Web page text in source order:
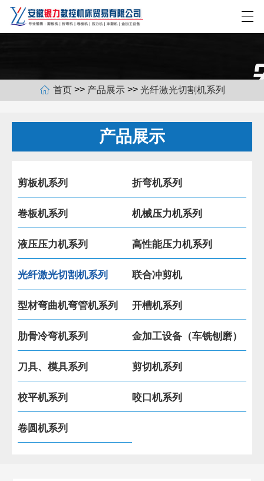
网站首页
关于我们
产品展示
新闻中心
联系我们
首页 >> 产品展示 >> 光纤激光切割机系列
产品展示
剪板机系列 折弯机系列
卷板机系列 机械压力机系列
液压压力机系列 高性能压力机系列
光纤激光切割机系列 联合冲剪机
型材弯曲机弯管机系列 开槽机系列
肋骨冷弯机系列 金加工设备（车铣刨磨）
刀具、模具系列 剪切机系列
校平机系列 咬口机系列
卷圆机系列